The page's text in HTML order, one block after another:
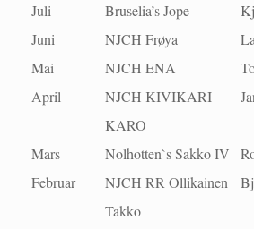
Juli
Bruselia’s Jope
Juni
NJCH Frøya
Mai
NJCH ENA
April
NJCH KIVIKARI
KARO
Mars Nolhotten`s Sakko IV
Februar
NJCH RR Ollikainen
Takko